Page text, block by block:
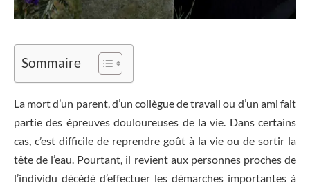
Sommaire
La mort d’un parent, d’un collègue de travail ou d’un ami fait
partie des épreuves douloureuses de la vie. Dans certains
cas, c’est difficile de reprendre goût à la vie ou de sortir la
tête de l’eau. Pourtant, il revient aux personnes proches de
l’individu décédé d’effectuer les démarches importantes à